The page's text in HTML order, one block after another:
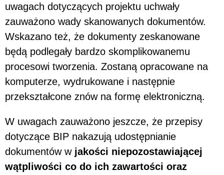
uwagach dotyczących projektu uchwały
zauważono wady skanowanych dokumentów.
Wskazano też, że dokumenty zeskanowane
będą podlegały bardzo skomplikowanemu
procesowi tworzenia. Zostaną opracowane na
komputerze, wydrukowane i następnie
przekształcone znów na formę elektroniczną.
W uwagach zauważono jeszcze, że przepisy
dotyczące BIP nakazują udostępnianie
dokumentów wjakości niepozostawiającej
wątpliwości co do ich zawartości oraz